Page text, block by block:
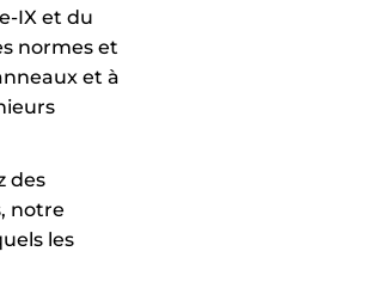
IX et du
normes et
et à
des
notre
les